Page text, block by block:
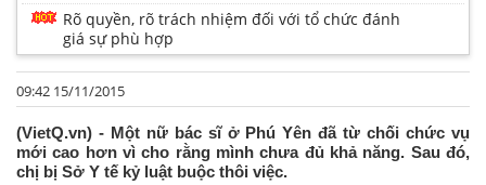
Rõ quyền, rõ trách nhiệm đối với tổ chức đánh
giá sự phù hợp
09:42 15/11/2015
(VietQ.vn) - Một nữ bác sĩ ở Phú Yên đã từ chối chức vụ
mới cao hơn vì cho rằng mình chưa đủ khả năng. Sau đó,
chị bị Sở Y tế kỷ luật buộc thôi việc.